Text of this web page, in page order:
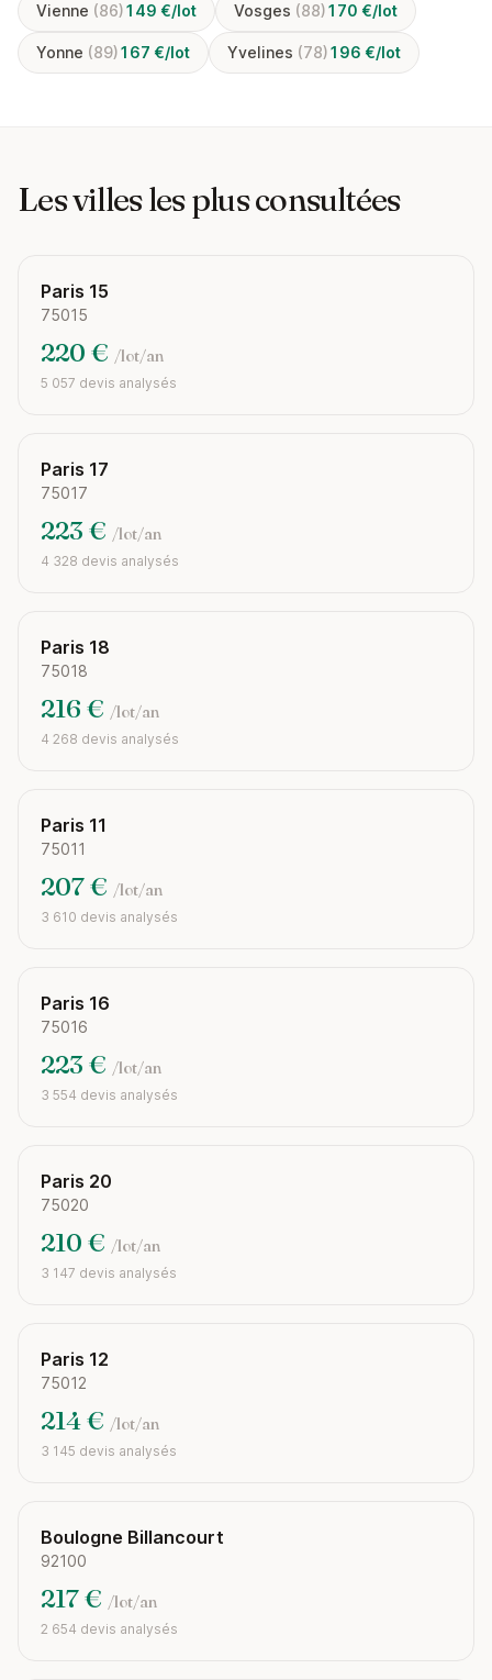
Vienne (86)149 €/lot Vosges (88)170 €/lot
Yonne (89)167 €/lot Yvelines (78)196 €/lot
Les villes les plus consultées
Paris 15
75015
220 € /lot/an
5 057 devis analysés
Paris 17
75017
223 € /lot/an
4 328 devis analysés
Paris 18
75018
216 € /lot/an
4 268 devis analysés
Paris 11
75011
207 € /lot/an
3 610 devis analysés
Paris 16
75016
223 € /lot/an
3 554 devis analysés
Paris 20
75020
210 € /lot/an
3 147 devis analysés
Paris 12
75012
214 € /lot/an
3 145 devis analysés
Boulogne Billancourt
92100
217 € /lot/an
2 654 devis analysés